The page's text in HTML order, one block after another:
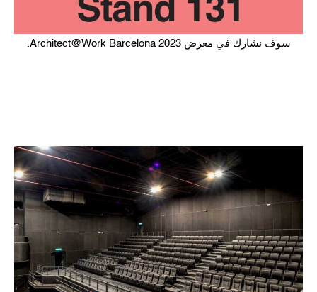
سوف نشارك في معرض Architect@Work Barcelona 2023.